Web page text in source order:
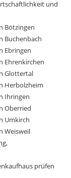
und
Bötzingen
Buchenbach
Ebringen
Ehrenkirchen
Glottertal
Herbolzheim
Ihringen
Oberried
Umkirch
Weisweil
prüfen